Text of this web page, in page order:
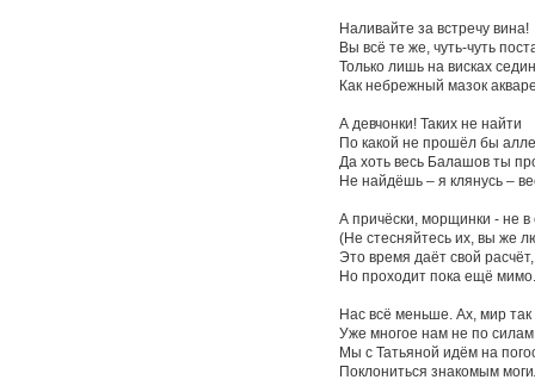
Наливайте за встречу вина!
Вы всё те же, чуть-чуть
Только лишь на висках
Как небрежный мазок
А девчонки! Таких не найти
По какой не прошёл бы
Да хоть весь Балашов ты
Не найдёшь – я клянусь –
А причёски, морщинки - не в
(Не стесняйтесь их, вы же
Это время даёт свой расчёт,
Но проходит пока ещё мимо.
Нас всё меньше. Ах, мир так
Уже многое нам не по
Мы с Татьяной идём на
Поклониться знакомым